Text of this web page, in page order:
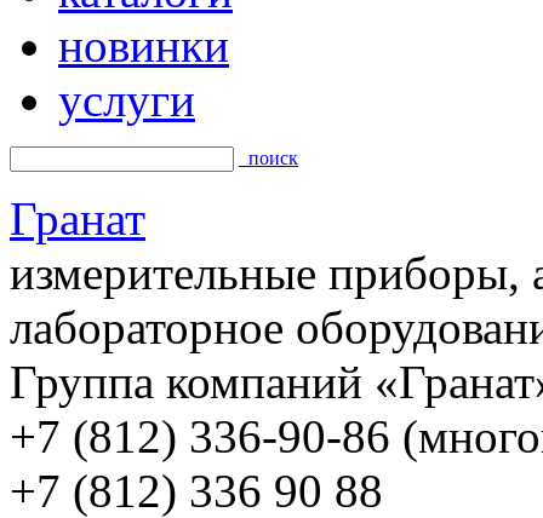
новинки
услуги
поиск
Гранат
измерительные приборы,
лабораторное
Группа компаний
+7 (812) 336-90-86
+7 (812) 336 90 88